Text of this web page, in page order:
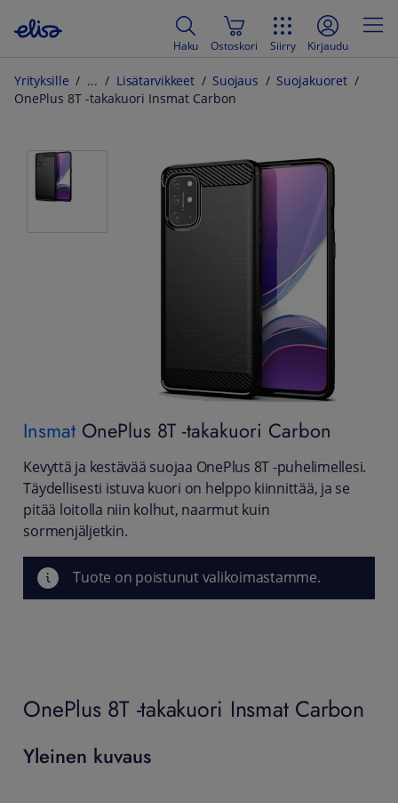
Haku Ostoskori Siirry Kirjaudu
Yrityksille Lisätarvikkeet Suojaus
Suojakuoret
OnePlus 8T -takakuori Insmat Carbon
Insmat OnePlus 8T -takakuori Carbon
Kevyttä ja kestävää suojaa OnePlus 8T -puhelimellesi.
Täydellisesti istuva kuori on helppo kiinnittää, ja se
pitää loitolla niin kolhut, naarmut kuin
sormenjäljetkin.
Tuote on poistunut valikoimastamme.
OnePlus 8T -takakuori Insmat Carbon
Yleinen kuvaus